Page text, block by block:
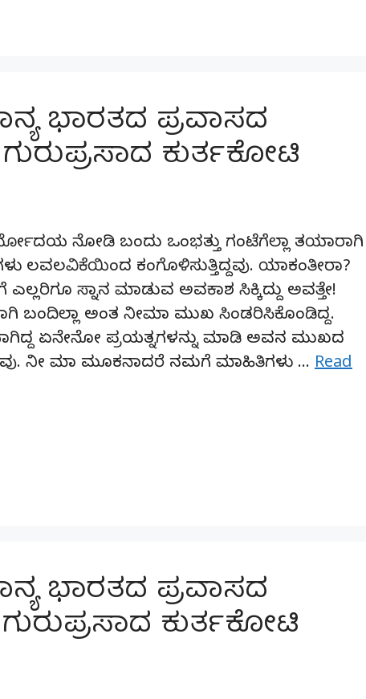
ಭಾರತದ ಪ್ರವಾಸದ
ಕುರ್ತಕೋಟಿ
ನೋಡಿ ಬಂದು ಒಂಭತ್ತು ಗಂಟೆಗೆಲ್ಲಾ ತಯಾರಾಗಿ
ಕಂಗೊಳಿಸುತ್ತಿದ್ದವು. ಯಾಕಂತೀರಾ?
ಸ್ನಾನ ಮಾಡುವ ಅವಕಾಶ ಸಿಕ್ಕಿದ್ದು ಅವತ್ತೇ!
ಬಂದಿಲ್ಲಾ ಅಂತ ನೀಮಾ ಮುಖ ಸಿಂಡರಿಸಿಕೊಂಡಿದ್ದ.
ಏನೇನೋ ಪ್ರಯತ್ನಗಳನ್ನು ಮಾಡಿ ಅವನ ಮುಖದ
ನೀ ಮಾ ಮೂಕನಾದರೆ ನಮಗೆ ಮಾಹಿತಿಗಳು … Read
ಭಾರತದ ಪ್ರವಾಸದ
ಕುರ್ತಕೋಟಿ